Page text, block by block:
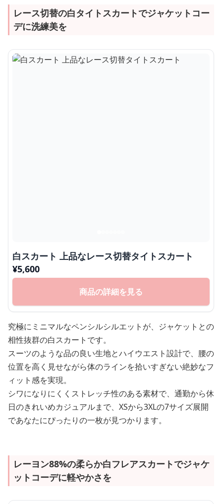
レース切替の白タイトスカートでジャケットコー
デに洗練美を
白スカート 上品なレース切替タイトスカート
¥5,600
商品の詳細を見る
究極にミニマルなペンシルシルエットが、ジャケットとの
相性抜群の白スカートです。
スーツのような品の良い生地とハイウエスト設計で、腰の
位置を高く見せながら体のラインを拾いすぎない絶妙なフ
ィット感を実現。
シワになりにくくストレッチ性のある素材で、通勤から休
日のきれいめカジュアルまで、XSから3XLの7サイズ展開
であなたにぴったりの一枚が見つかります。
レーヨン88%の柔らか白フレアスカートでジャケ
ットコーデに軽やかさを